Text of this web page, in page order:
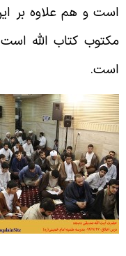
و هم علاوه بر
کتاب الله است